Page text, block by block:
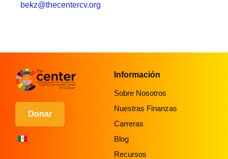
bekz@thecentercv.org
Información
Sobre Nosotros
Nuestras Finanzas
Carreras
Blog
Recursos
Donar